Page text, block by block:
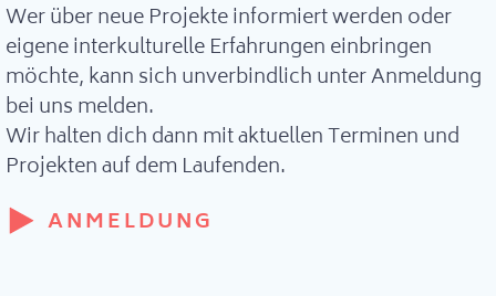
Wer über neue Projekte informiert werden oder
eigene interkulturelle Erfahrungen einbringen
möchte, kann sich unverbindlich unter Anmeldung
bei uns melden.
Wir halten dich dann mit aktuellen Terminen und
Projekten auf dem Laufenden.
ANMELDUNG